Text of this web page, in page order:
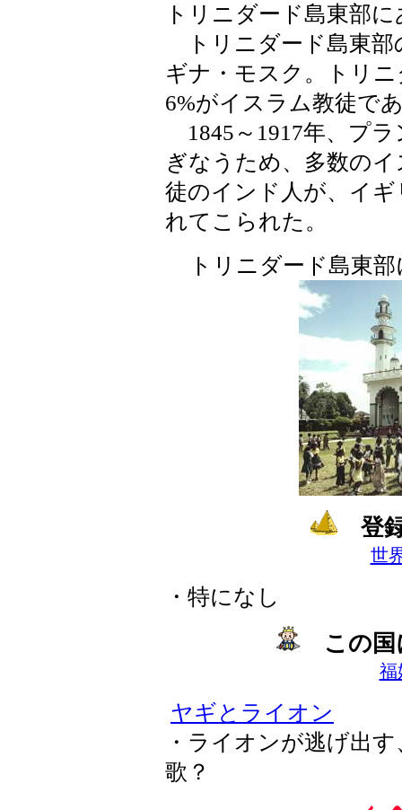
トリニダード島東部
トリニダード島東部
ギナ・モスク。トリ
6%がイスラム教徒で
1845～1917年、プ
ぎなうため、多数の
徒のインド人が、イ
れてこられた。
トリニダード島東
登
世
・特になし
この国
福
ヤギとライオン
・ライオンが逃げ出
歌？